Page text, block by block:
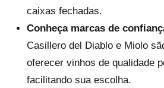
caixas fechadas.
Conheça marcas de
Casillero del Diablo e Miolo
oferecer vinhos de qualidade
facilitando sua escolha.